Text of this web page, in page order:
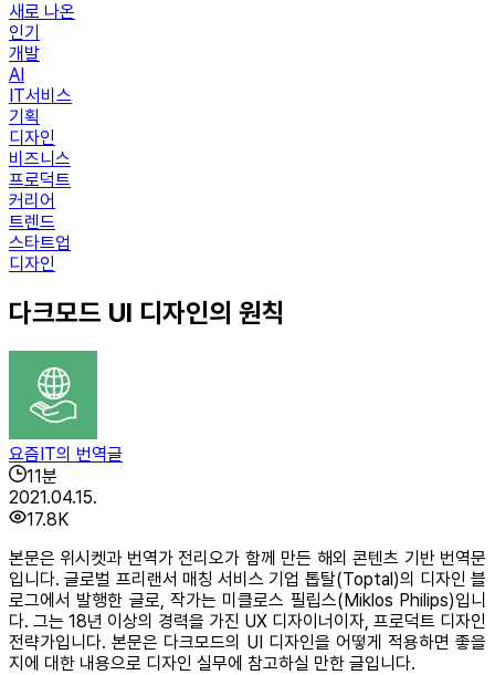
새로 나온
인기
개발
AI
IT서비스
기획
디자인
비즈니스
프로덕트
커리어
트렌드
스타트업
디자인
다크모드 UI 디자인의 원칙
요즘IT의 번역글
11분
2021.04.15.
17.8K
본문은 위시켓과 번역가 전리오가 함께 만든 해외 콘텐츠 기반 번역문
입니다. 글로벌 프리랜서 매칭 서비스 기업 톱탈(Toptal)의 디자인 블
로그에서 발행한 글로, 작가는 미클로스 필립스(Miklos Philips)입니
다. 그는 18년 이상의 경력을 가진 UX 디자이너이자, 프로덕트 디자인
전략가입니다. 본문은 다크모드의 UI 디자인을 어떻게 적용하면 좋을
지에 대한 내용으로 디자인 실무에 참고하실 만한 글입니다.